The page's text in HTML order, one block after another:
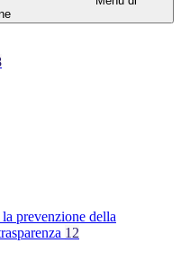
prevenzione della
12